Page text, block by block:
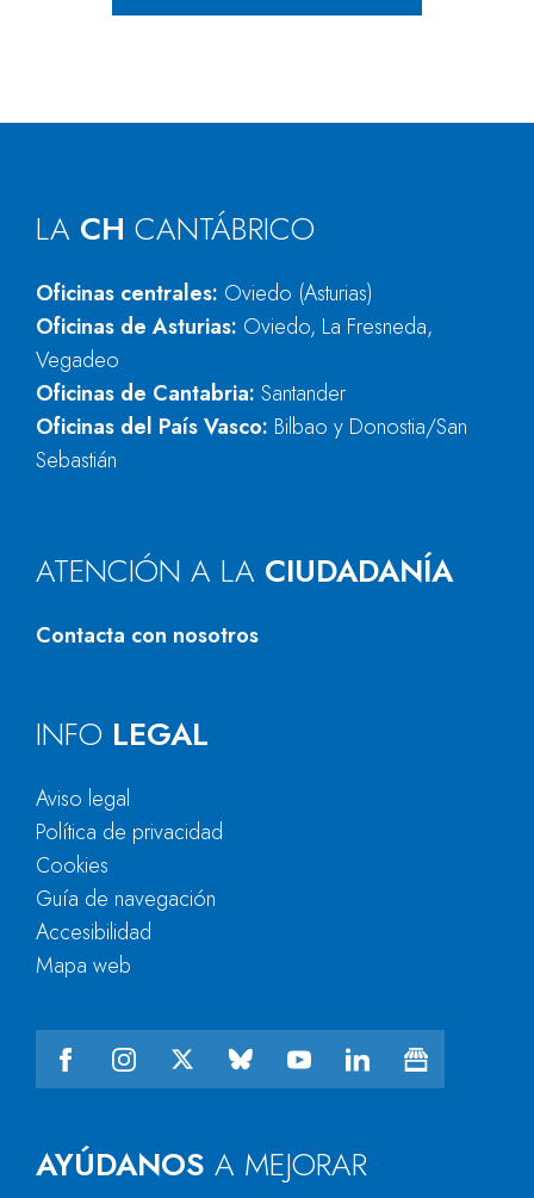
LA CH CANTÁBRICO
Oficinas centrales: Oviedo (Asturias)
Oficinas de Asturias: Oviedo, La Fresneda,
Vegadeo
Oficinas de Cantabria: Santander
Oficinas del País Vasco: Bilbao y Donostia/San
Sebastián
ATENCIÓN A LA CIUDADANÍA
Contacta con nosotros
AYÚDANOS A MEJORAR
INFO LEGAL
Aviso legal
Política de privacidad
Cookies
Guía de navegación
Accesibilidad
Mapa web